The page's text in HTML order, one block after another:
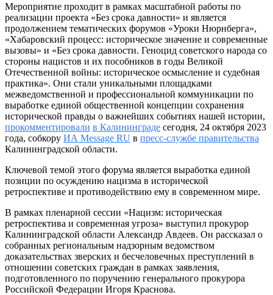
Мероприятие проходит в рамках масштабной работы по
реализации проекта «Без срока давности» и является
продолжением тематических форумов «Уроки Нюрнберга»,
«Хабаровский процесс: историческое значение и современные
вызовы» и «Без срока давности. Геноцид советского народа со
стороны нацистов и их пособников в годы Великой
Отечественной войны: историческое осмысление и судебная
практика». Они стали уникальными площадками
межведомственной и профессиональной коммуникации по
выработке единой общественной концепции сохранения
исторической правды о важнейших событиях нашей истории,
прокомментировали в Калининграде сегодня, 24 октября 2023
года, собкору ИА Message RU в пресс-службе правительства
Калининградской области.
Ключевой темой этого форума является выработка единой
позиции по осуждению нацизма в исторической
ретроспективе и противодействию ему в современном мире.
В рамках пленарной сессии «Нацизм: историческая
ретроспектива и современная угроза» выступил прокурор
Калининградской области Александр Авдеев. Он рассказал о
собранных региональным надзорным ведомством
доказательствах зверских и бесчеловечных преступлений в
отношении советских граждан в рамках заявления,
подготовленного по поручению генерального прокурора
Российской Федерации Игоря Краснова.